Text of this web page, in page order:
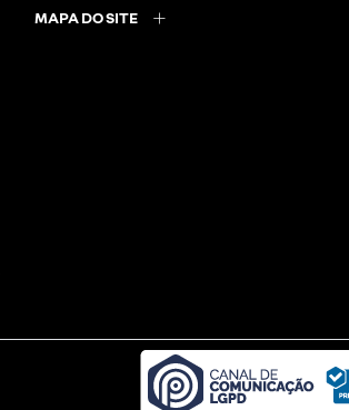
MAPA DO SITE